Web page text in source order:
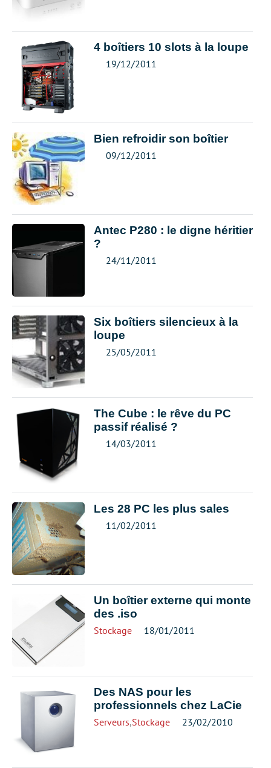
4 boîtiers 10 slots à la loupe
19/12/2011
Bien refroidir son boîtier
09/12/2011
Antec P280 : le digne héritier
?
24/11/2011
Six boîtiers silencieux à la
loupe
25/05/2011
The Cube : le rêve du PC
passif réalisé ?
14/03/2011
Les 28 PC les plus sales
11/02/2011
Un boîtier externe qui monte
des .iso
Stockage 18/01/2011
Des NAS pour les
professionnels chez LaCie
Serveurs,Stockage 23/02/2010